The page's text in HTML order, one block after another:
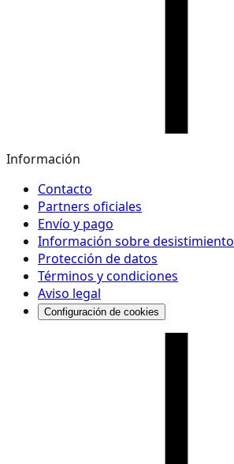
Información
Contacto
Partners oficiales
Envío y pago
Información sobre desistimiento
Protección de datos
Términos y condiciones
Aviso legal
Configuración de cookies